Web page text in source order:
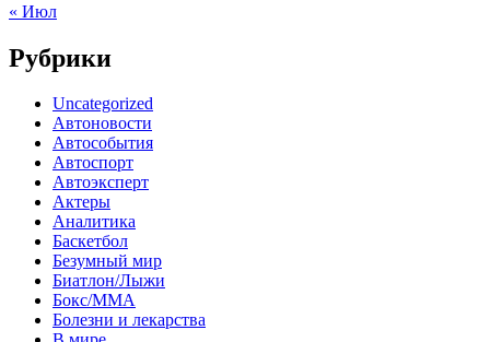
« Июл
Рубрики
Uncategorized
Автоновости
Автособытия
Автоспорт
Автоэксперт
Актеры
Аналитика
Баскетбол
Безумный мир
Биатлон/Лыжи
Бокс/MMA
Болезни и лекарства